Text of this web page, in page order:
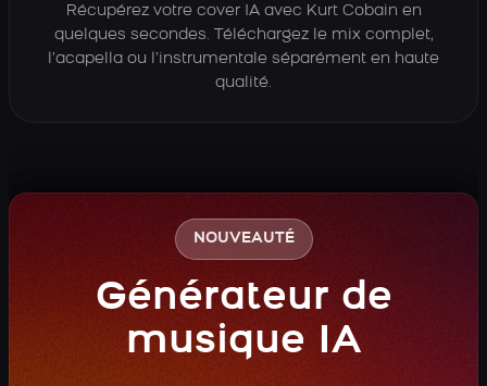
Récupérez votre cover IA avec Kurt Cobain en
quelques secondes. Téléchargez le mix complet,
l’acapella ou l’instrumentale séparément en haute
qualité.
NOUVEAUTÉ
Générateur de
musique IA